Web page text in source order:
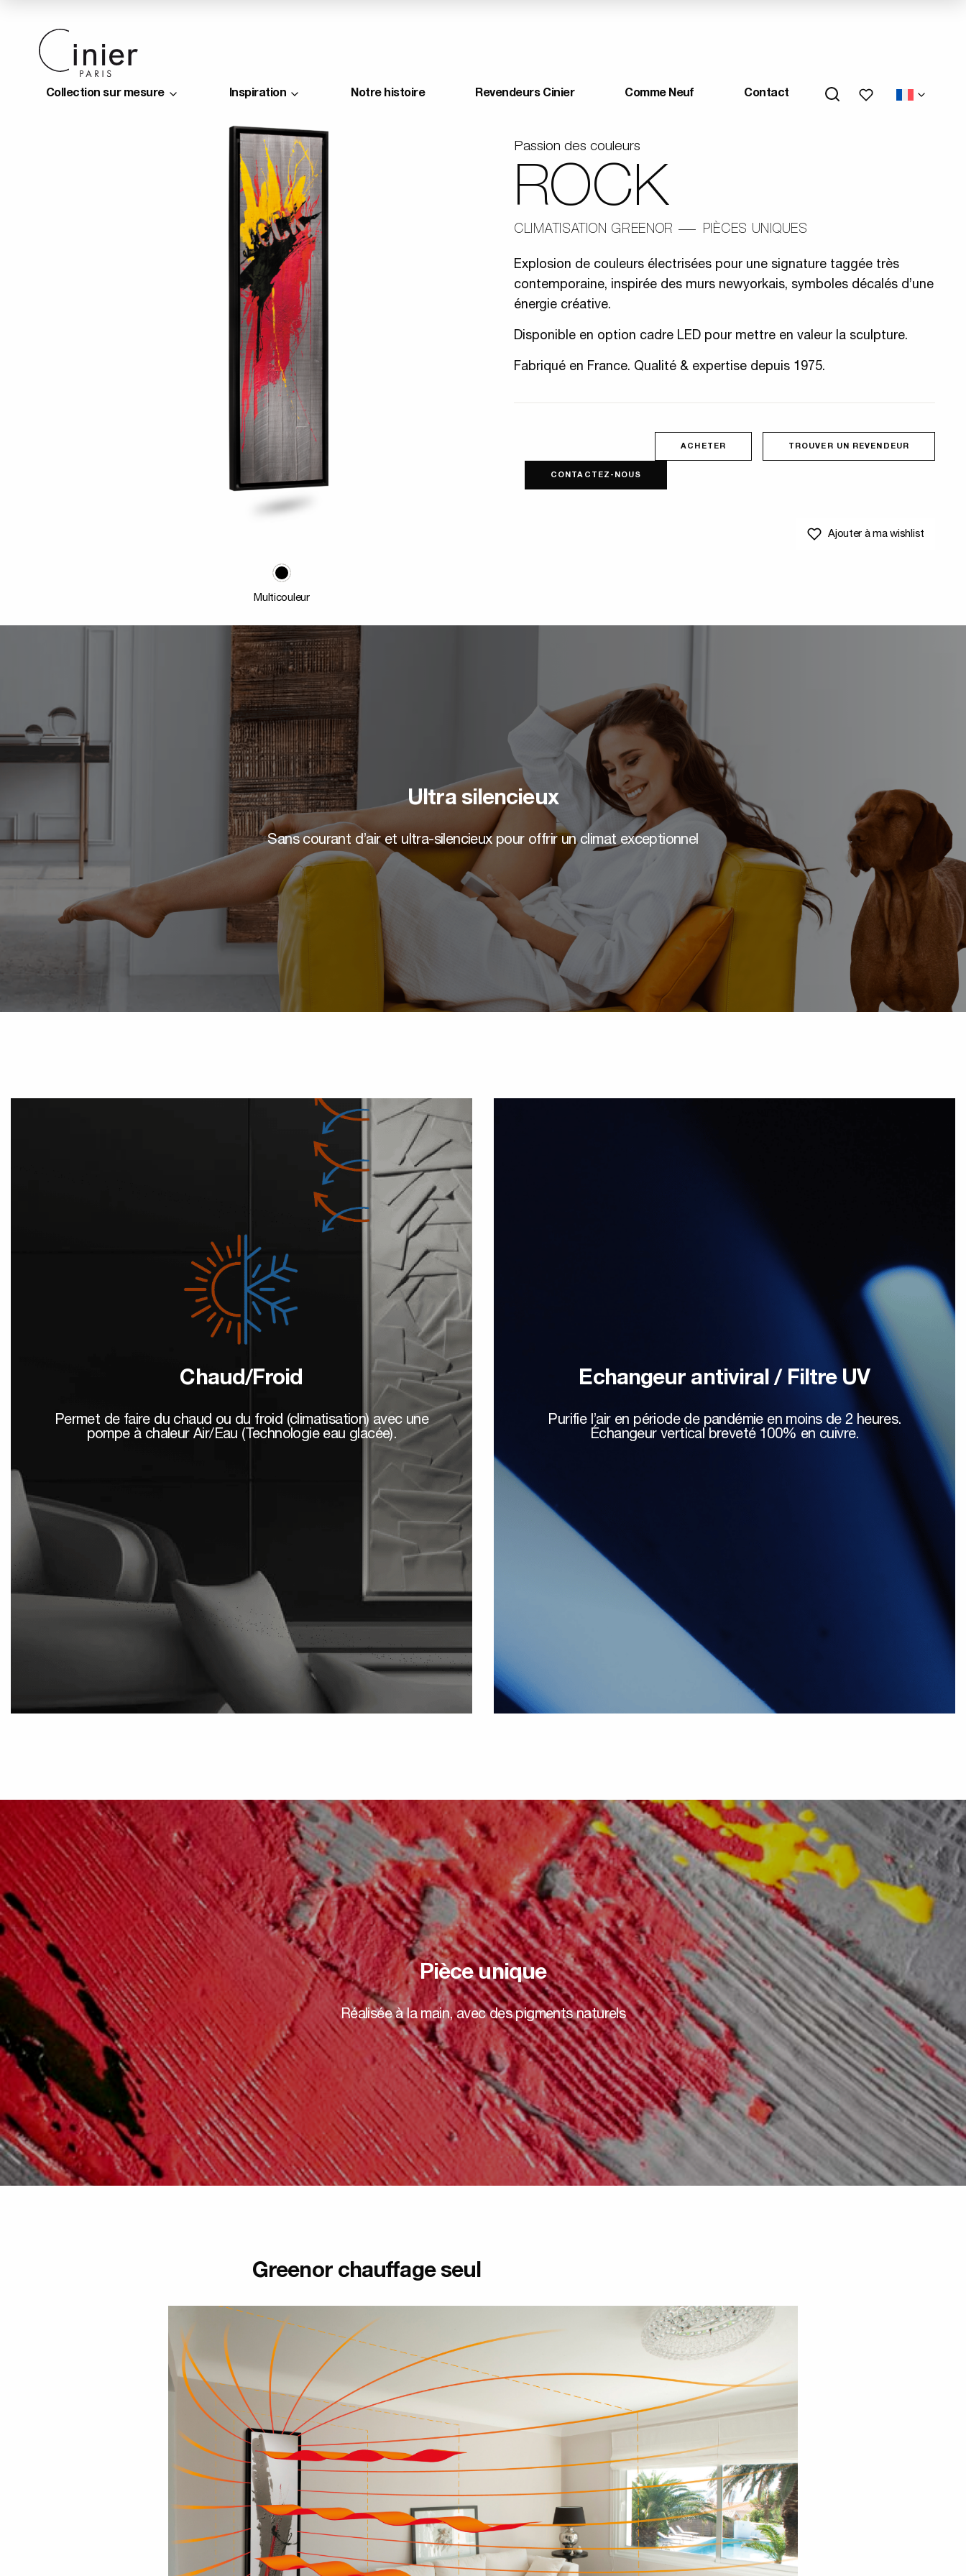
Collection sur mesure Inspiration Notre histoire Revendeurs Cinier Comme Neuf Contact Mes favoris
Multicouleur
Passion des couleurs
ROCK
CLIMATISATION GREENOR PIÈCES UNIQUES
Explosion de couleurs électrisées pour une signature taggée très
contemporaine, inspirée des murs newyorkais, symboles décalés d’une
énergie créative.
Disponible en option cadre LED pour mettre en valeur la sculpture.
Fabriqué en France. Qualité & expertise depuis 1975.
ACHETER TROUVER UN REVENDEUR
CONTACTEZ-NOUS
Ajouter à ma wishlist
Ultra silencieux
Sans courant d’air et ultra-silencieux pour offrir un climat exceptionnel
Chaud/Froid
Permet de faire du chaud ou du froid (climatisation) avec une
pompe à chaleur Air/Eau (Technologie eau glacée).
Echangeur antiviral / Filtre UV
Purifie l’air en période de pandémie en moins de 2 heures.
Échangeur vertical breveté 100% en cuivre.
Pièce unique
Réalisée à la main, avec des pigments naturels
Greenor chauffage seul